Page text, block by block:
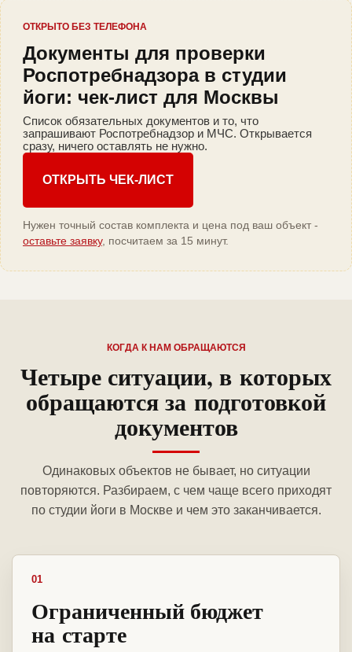
ОТКРЫТО БЕЗ ТЕЛЕФОНА
Документы для проверки
Роспотребнадзора в студии
йоги: чек-лист для Москвы
Список обязательных документов и то, что
запрашивают Роспотребнадзор и МЧС. Открывается
сразу, ничего оставлять не нужно.
ОТКРЫТЬ ЧЕК-ЛИСТ
Нужен точный состав комплекта и цена под ваш объект -
оставьте заявку, посчитаем за 15 минут.
КОГДА К НАМ ОБРАЩАЮТСЯ
Четыре ситуации, в которых
обращаются за подготовкой
документов
Одинаковых объектов не бывает, но ситуации
повторяются. Разбираем, с чем чаще всего приходят
по студии йоги в Москве и чем это заканчивается.
01
Ограниченный бюджет
на старте